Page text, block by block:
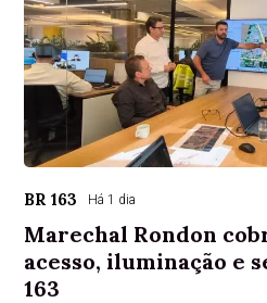
BR 163 Há 1 dia
Marechal Rondon
acesso, iluminação e
163